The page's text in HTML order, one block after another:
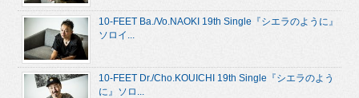
10-FEET Ba./Vo.NAOKI 19th Single『シエラのように』
ソロイ...
10-FEET Dr./Cho.KOUICHI 19th Single『シエラのよう
に』ソロ...